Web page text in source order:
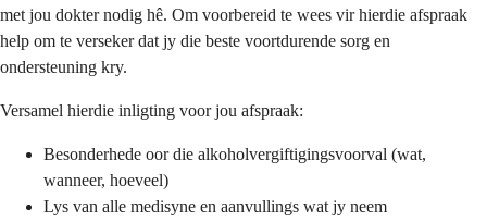
met jou dokter nodig hê. Om voorbereid te wees vir hierdie afspraak
help om te verseker dat jy die beste voortdurende sorg en
ondersteuning kry.
Versamel hierdie inligting voor jou afspraak:
Besonderhede oor die alkoholvergiftigingsvoorval (wat,
wanneer, hoeveel)
Lys van alle medisyne en aanvullings wat jy neem